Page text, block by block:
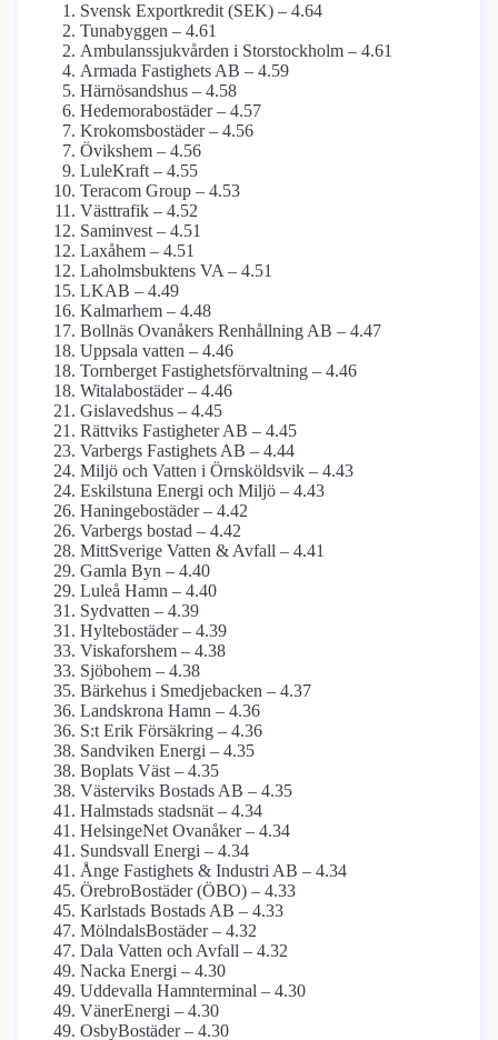
Svensk Exportkredit (SEK) – 4.64
Tunabyggen – 4.61
Ambulanssjukvården i Storstockholm – 4.61
Armada Fastighets AB – 4.59
Härnösandshus – 4.58
Hedemorabostäder – 4.57
Krokoms­bostäder – 4.56
Övikshem – 4.56
LuleKraft – 4.55
Teracom Group – 4.53
Västtrafik – 4.52
Saminvest – 4.51
Laxåhem – 4.51
Laholmsbuktens VA – 4.51
LKAB – 4.49
Kalmarhem – 4.48
Bollnäs Ovanåkers Renhållning AB – 4.47
Uppsala vatten – 4.46
Tornberget Fastighetsförvaltning – 4.46
Witalabostäder – 4.46
Gislavedshus – 4.45
Rättviks Fastigheter AB – 4.45
Varbergs Fastighets AB – 4.44
Miljö och Vatten i Örnsköldsvik – 4.43
Eskilstuna Energi och Miljö – 4.43
Haningebostäder – 4.42
Varbergs bostad – 4.42
MittSverige Vatten & Avfall – 4.41
Gamla Byn – 4.40
Luleå Hamn – 4.40
Sydvatten – 4.39
Hyltebostäder – 4.39
Viskafors­hem – 4.38
Sjöbohem – 4.38
Bärkehus i Smedjebacken – 4.37
Landskrona Hamn – 4.36
S:t Erik Försäkring – 4.36
Sandviken Energi – 4.35
Boplats Väst – 4.35
Västerviks Bostads AB – 4.35
Halmstads stadsnät – 4.34
HelsingeNet Ovanåker – 4.34
Sundsvall Energi – 4.34
Ånge Fastighets & Industri AB – 4.34
ÖrebroBostäder (ÖBO) – 4.33
Karlstads Bostads AB – 4.33
MölndalsBostäder – 4.32
Dala Vatten och Avfall – 4.32
Nacka Energi – 4.30
Uddevalla Hamnterminal – 4.30
VänerEnergi – 4.30
OsbyBostäder – 4.30